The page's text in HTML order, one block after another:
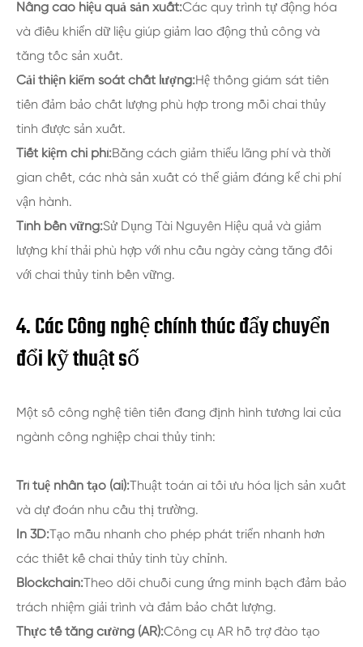
Nâng cao hiệu quả sản xuất:Các quy trình tự động hóa
và điều khiển dữ liệu giúp giảm lao động thủ công và
tăng tốc sản xuất.
Cải thiện kiểm soát chất lượng:Hệ thống giám sát tiên
tiến đảm bảo chất lượng phù hợp trong mỗi chai thủy
tinh được sản xuất.
Tiết kiệm chi phí:Bằng cách giảm thiểu lãng phí và thời
gian chết, các nhà sản xuất có thể giảm đáng kể chi phí
vận hành.
Tính bền vững:Sử Dụng Tài Nguyên Hiệu quả và giảm
lượng khí thải phù hợp với nhu cầu ngày càng tăng đối
với chai thủy tinh bền vững.
4. Các Công nghệ chính thúc đẩy chuyển
đổi kỹ thuật số
Một số công nghệ tiên tiến đang định hình tương lai của
ngành công nghiệp chai thủy tinh:
Trí tuệ nhân tạo (ai):Thuật toán ai tối ưu hóa lịch sản xuất
và dự đoán nhu cầu thị trường.
In 3D:Tạo mẫu nhanh cho phép phát triển nhanh hơn
các thiết kế chai thủy tinh tùy chỉnh.
Blockchain:Theo dõi chuỗi cung ứng minh bạch đảm bảo
trách nhiệm giải trình và đảm bảo chất lượng.
Thực tế tăng cường (AR):Công cụ AR hỗ trợ đào tạo